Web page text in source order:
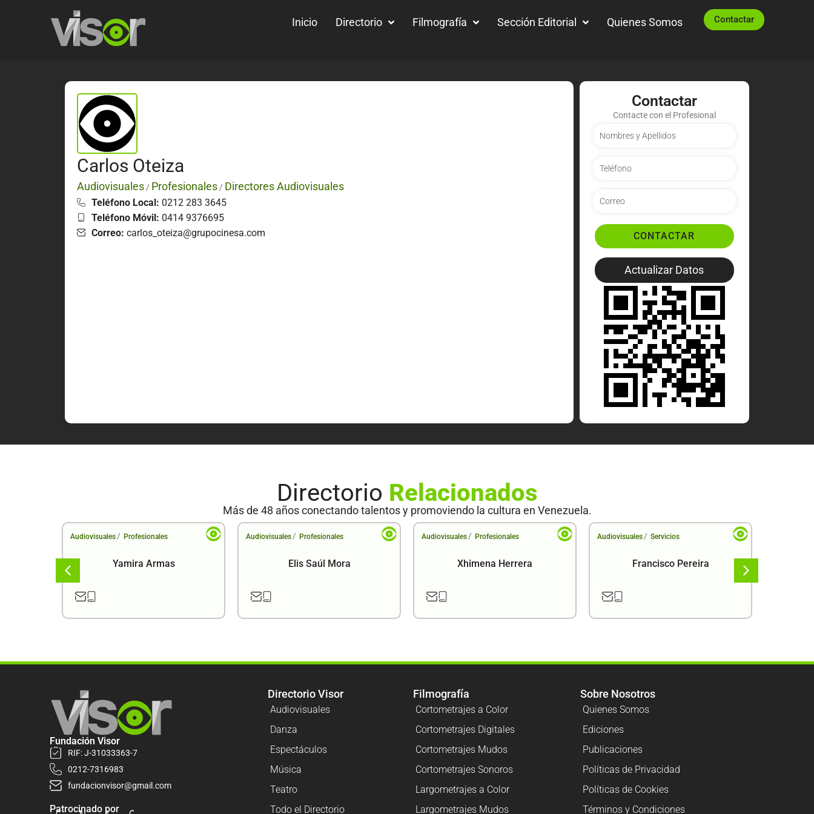
Inicio Directorio Filmografía Sección Editorial Quienes Somos Contactar
Carlos Oteiza
Audiovisuales / Profesionales / Directores Audiovisuales
Teléfono Local: 0212 283 3645
Teléfono Móvil: 0414 9376695
Correo: carlos_oteiza@grupocinesa.com
Contactar
Contacte con el Profesional
CONTACTAR
Actualizar Datos
Directorio Relacionados
Más de 48 años conectando talentos y promoviendo la cultura en Venezuela.
Audiovisuales / Profesionales
Yamira Armas
Audiovisuales / Profesionales
Elis Saúl Mora
Audiovisuales / Profesionales
Xhimena Herrera
Audiovisuales / Servicios
Francisco Pereira
Fundación Visor
RIF: J-31033363-7
0212-7316983
fundacionvisor@gmail.com
Patrocinado por
Directorio Visor
Audiovisuales
Danza
Espectáculos
Música
Teatro
Todo el Directorio
Filmografía
Cortometrajes a Color
Cortometrajes Digitales
Cortometrajes Mudos
Cortometrajes Sonoros
Largometrajes a Color
Largometrajes Mudos
Sobre Nosotros
Quienes Somos
Ediciones
Publicaciones
Políticas de Privacidad
Políticas de Cookies
Términos y Condiciones